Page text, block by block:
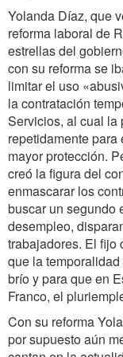
Yolanda Díaz, que
reforma laboral de
estrellas del
con su reforma se
limitar el uso
la contratación
Servicios, al cual la
repetidamente
mayor protección.
creó la figura del
enmascarar los
buscar un segundo
desempleo,
trabajadores. El fijo
que la
brío y para que en
Franco, el
Con su reforma
por supuesto aún